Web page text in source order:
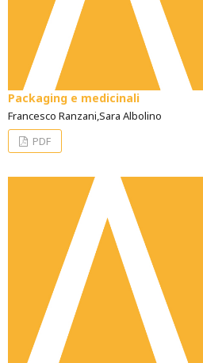
Packaging e medicinali
Francesco Ranzani,Sara Albolino
PDF